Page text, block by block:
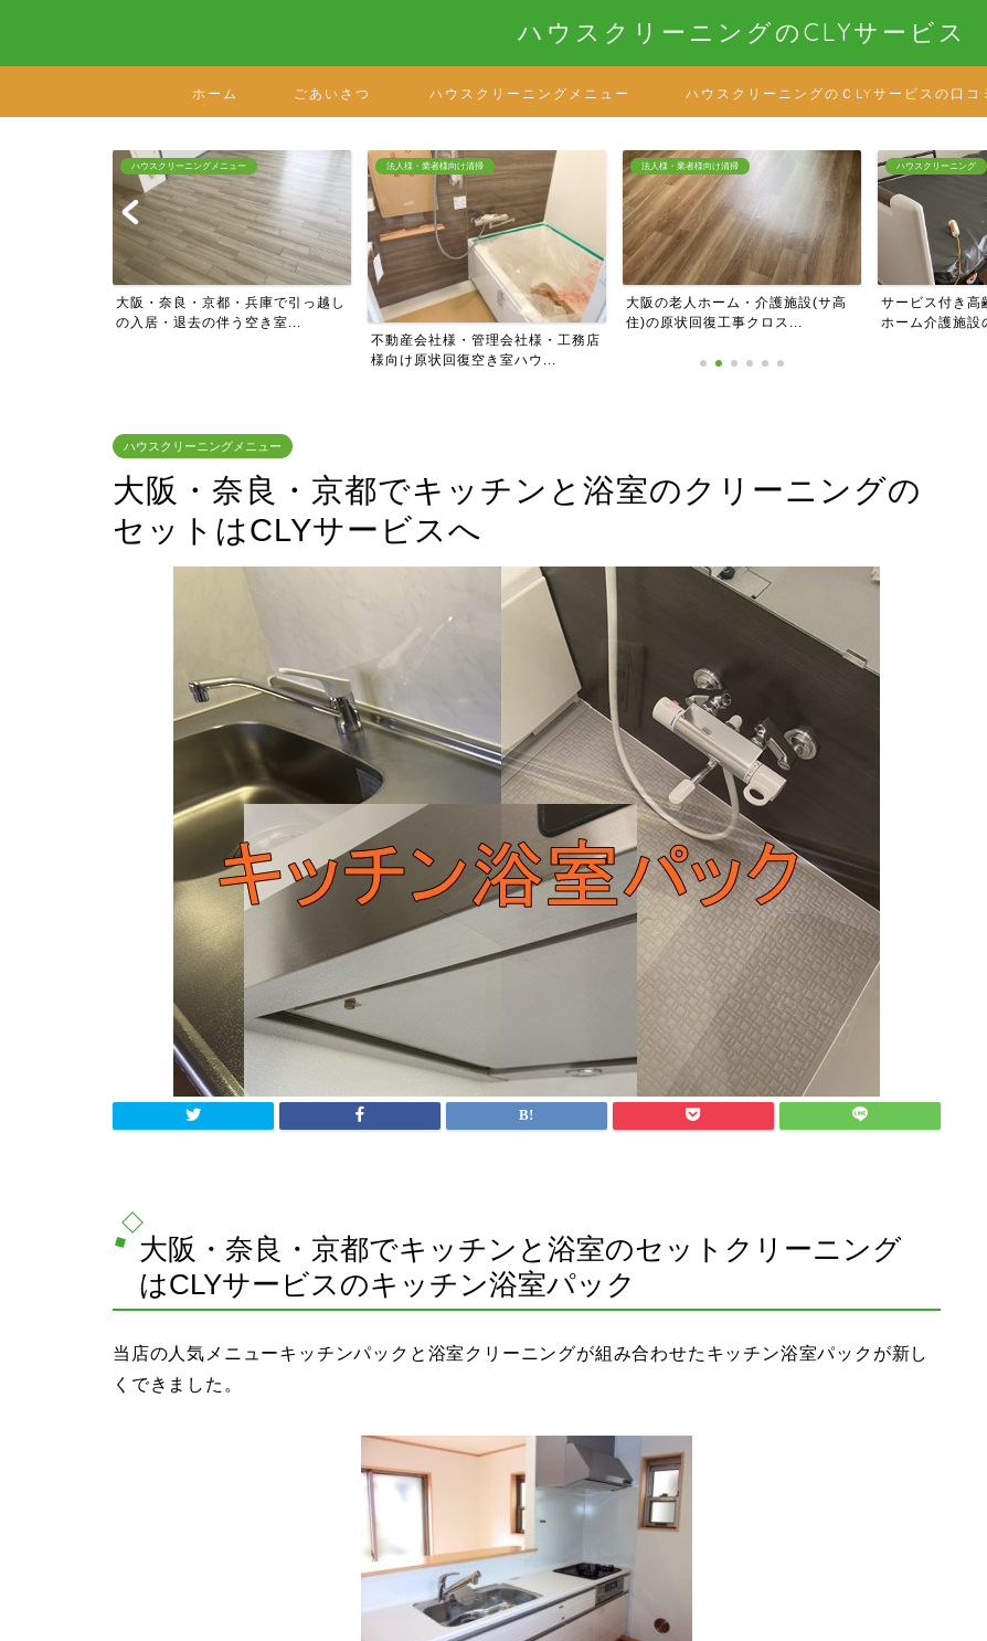
ハウスクリーニングのCLYサービス
ホーム ごあいさつ ハウスクリーニングメニュー ハウスクリーニングのＣLYサービスの口コ
法人様・業者様向け清掃 法人様・業者様向け清掃
大阪の老人ホーム・介護施設(サ高
住)の原状回復工事クロス...
ハウスクリーニング
サービス付き高齢者向け住宅・老人
ホーム介護施設の居室清掃...
法人様・業者様向け清
大阪のマンショ
部の定期巡回清
ハウスクリーニングメニュー
大阪・奈良・京都でキッチンと浴室のクリーニングの
セットはCLYサービスへ
大阪・奈良・京都でキッチンと浴室のセットクリーニング
はCLYサービスのキッチン浴室パック
当店の人気メニューキッチンパックと浴室クリーニングが組み合わせたキッチン浴室パックが新し
くできました。